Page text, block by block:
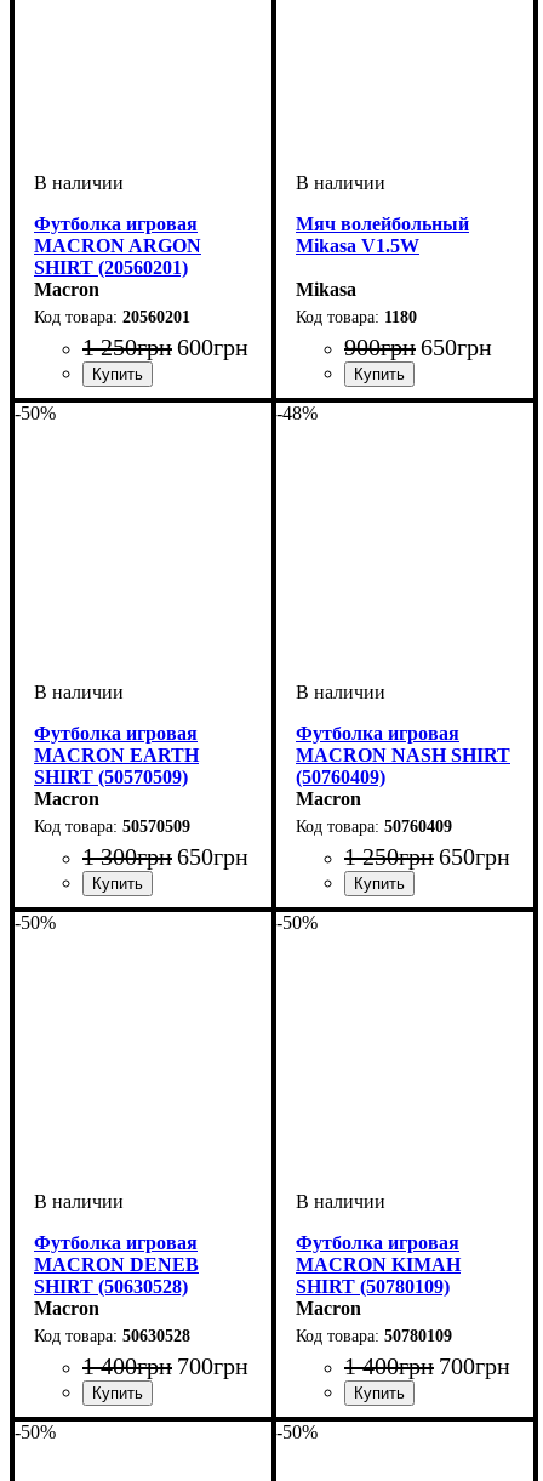
Футболка игровая
MACRON ARGON
SHIRT (20560201)
Macron
20560201
1 250грн600грн
Пол: Мужской
Производитель: Macron
Цвет: Красный
Спорт: Волейбол
Мяч волейбольный
Mikasa V1.5W
Mikasa
1180
900грн650грн
Пол: Унисекс, Детское
Производитель: Mikasa
Цвет: Желтый
Спорт: Волейбол
Тип: Классический
-50%
Футболка игровая
MACRON EARTH
SHIRT (50570509)
Macron
50570509
1 300грн650грн
Пол: Детское
Производитель: Macron
Цвет: Желтый
-48%
Футболка игровая
MACRON NASH SHIRT
(50760409)
Macron
50760409
1 250грн650грн
Пол: Мужской
Производитель: Macron
Цвет: Зеленый
-50%
Футболка игровая
MACRON DENEB
SHIRT (50630528)
Macron
50630528
1 400грн 700грн
Пол: Мужской
Производитель: Macron
Цвет: Желтый
-50%
Футболка игровая
MACRON KIMAH
SHIRT (50780109)
Macron
50780109
1 400грн 700грн
Пол: Мужской
Производитель: Macron
Цвет: Белый
-50% -50%